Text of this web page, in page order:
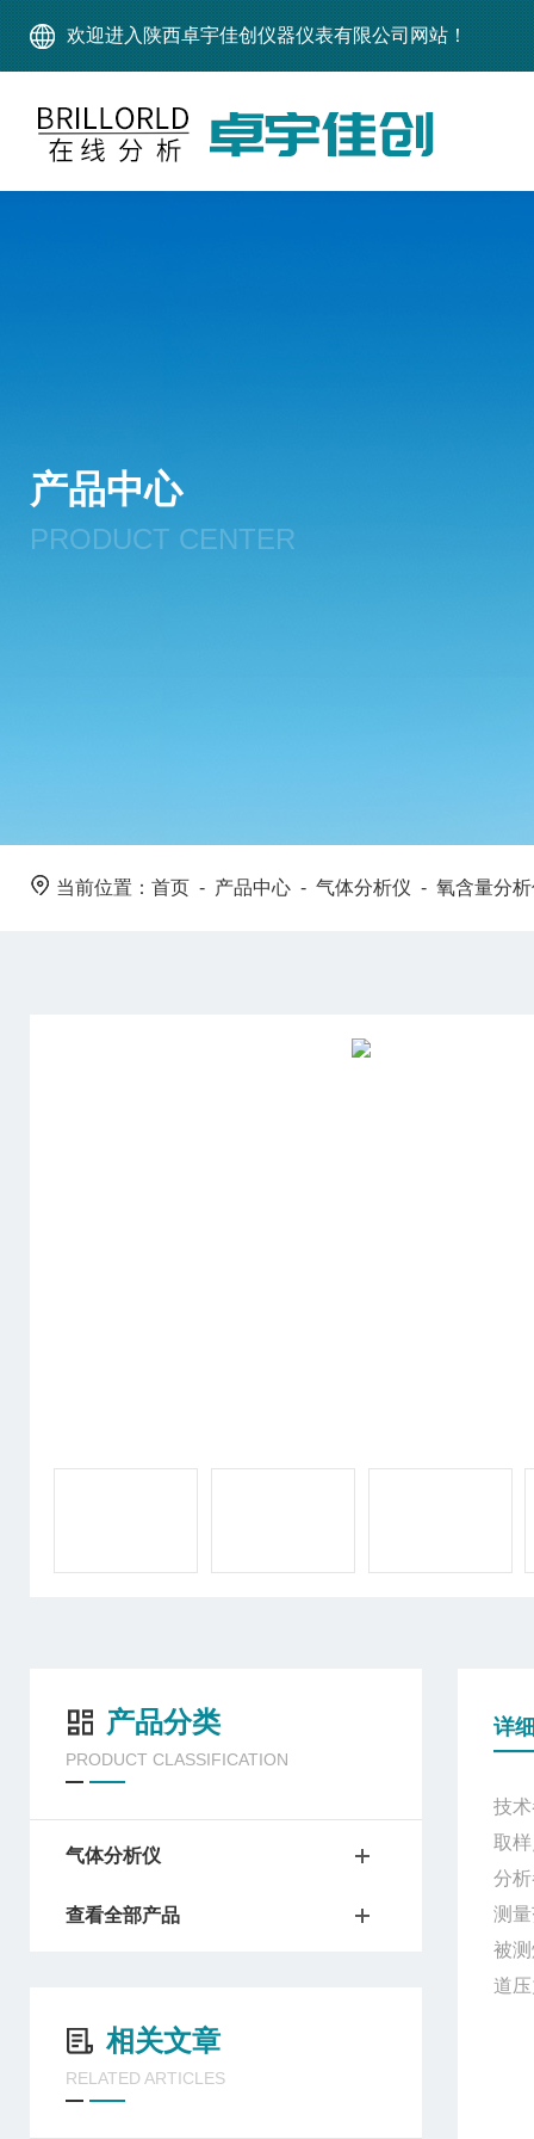
欢迎进入陕西卓宇佳创仪器仪表有限公司网站！
产品中心
PRODUCT CENTER
当前位置： 首页 - 产品中心 - 气体分析仪 - 氧含量分
产品分类
PRODUCT CLASSIFICATION
气体分析仪
查看全部产品
相关文章
RELATED ARTICLES
详
技
取
分
测
被
道